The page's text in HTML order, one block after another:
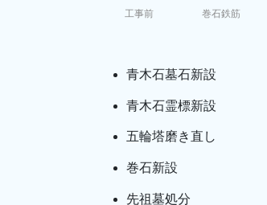
工事前 巻石鉄筋
青木石墓石新設
青木石霊標新設
五輪塔磨き直し
巻石新設
先祖墓処分